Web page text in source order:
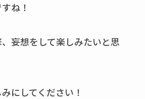
ね！
妄想をして楽しみたいと思
にしてください！